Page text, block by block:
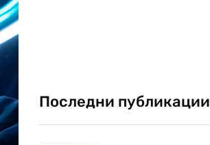
Последни публикации